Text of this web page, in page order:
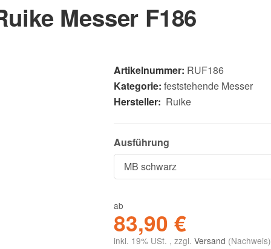
Messer F186
Artikelnummer: RUF186
Kategorie: feststehende Messer
Hersteller: Ruike
Ausführung
ab
83,90 €
inkl. 19% USt. , zzgl. Versand (Nachweis)